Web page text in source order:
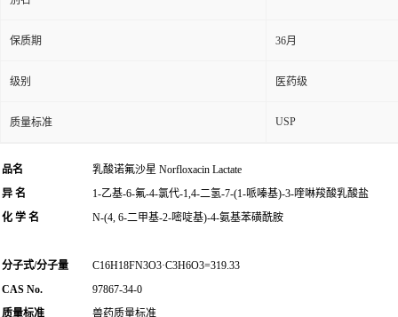
保质期 36月
级别 医药级
质量标准 USP
品名
乳酸诺氟沙星 Norfloxacin Lactate
异 名
1-乙基-6-氟-4-氯代-1,4-二氢-7-(1-哌嗪基)-3-喹啉羧酸乳酸盐
化 学 名
N-(4, 6-二甲基-2-嘧啶基)-4-氨基苯磺酰胺
分子式/分子量
C16H18FN3O3·C3H6O3=319.33
CAS No.
97867-34-0
质量标准
兽药质量标准